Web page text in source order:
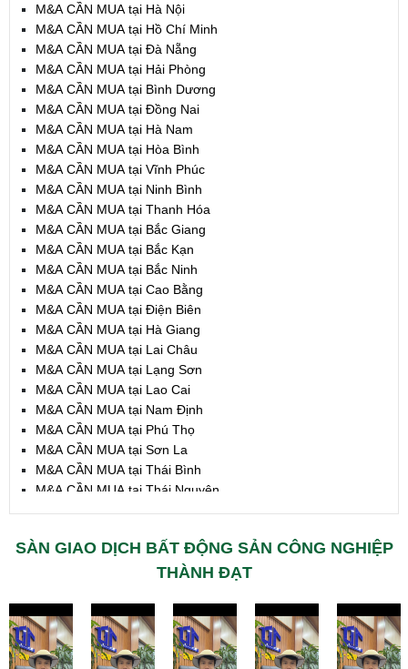
M&A CẦN MUA tại Hà Nội
M&A CẦN MUA tại Hồ Chí Minh
M&A CẦN MUA tại Đà Nẵng
M&A CẦN MUA tại Hải Phòng
M&A CẦN MUA tại Bình Dương
M&A CẦN MUA tại Đồng Nai
M&A CẦN MUA tại Hà Nam
M&A CẦN MUA tại Hòa Bình
M&A CẦN MUA tại Vĩnh Phúc
M&A CẦN MUA tại Ninh Bình
M&A CẦN MUA tại Thanh Hóa
M&A CẦN MUA tại Bắc Giang
M&A CẦN MUA tại Bắc Kạn
M&A CẦN MUA tại Bắc Ninh
M&A CẦN MUA tại Cao Bằng
M&A CẦN MUA tại Điện Biên
M&A CẦN MUA tại Hà Giang
M&A CẦN MUA tại Lai Châu
M&A CẦN MUA tại Lạng Sơn
M&A CẦN MUA tại Lao Cai
M&A CẦN MUA tại Nam Định
M&A CẦN MUA tại Phú Thọ
M&A CẦN MUA tại Sơn La
M&A CẦN MUA tại Thái Bình
M&A CẦN MUA tại Thái Nguyên
M&A CẦN MUA tại Thừa T. Huế
M&A CẦN MUA tại Khánh Hoà
M&A CẦN MUA tại Bình Thuận
M&A CẦN MUA tại Đăk Nông
SÀN GIAO DỊCH BẤT ĐỘNG SẢN CÔNG NGHIỆP
THÀNH ĐẠT